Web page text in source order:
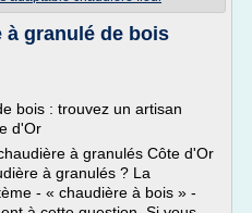
granulé de bois
bois : trouvez un artisan
d'Or
à granulés Côte d'Or
à granulés ? La
- « chaudière à bois » -